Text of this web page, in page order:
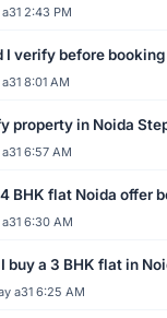
2:43 PM
I verify before booking
8:01 AM
property in Noida
6:57 AM
BHK flat Noida offer
6:30 AM
buy a 3 BHK flat in
a31 6:25 AM